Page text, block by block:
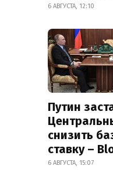
6 АВГУСТА, 12:10
Путин
снизить
ставку –
6 АВГУСТА, 15:07